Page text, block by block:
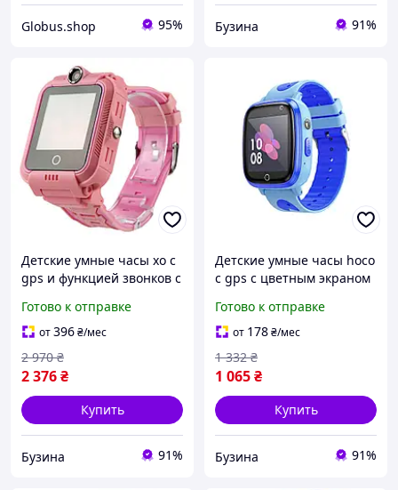
Globus.shop 95% Бузина 91%
Детские умные часы xo с
gps и функцией звонков с
розовый pelican
Готово к отправке
от396₴/мес
2 376₴
2 970 ₴
Купить
Бузина 91%
Детские умные часы hoco
с gps с цветным экраном
Готово к отправке
от 178₴/мес
1 065₴
1 332 ₴
Купить
Бузина 91%